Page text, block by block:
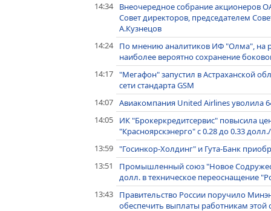
14:34
Внеочередное собрание акционеров
Совет директоров, председателем
А.Кузнецов
14:24
По мнению аналитиков ИФ "Олма", на
наиболее вероятно сохранение
14:17 "Мегафон" запустил в Астраханской
сети стандарта GSM
14:07 Авиакомпания United Airlines уволила
14:05
ИК "Брокеркредитсервис" повысила
"Красноярскэнерго" с 0.28 до 0.33
13:59 "Госинкор-Холдинг" и Гута-Банк
13:51
Промышленный союз "Новое
долл. в техническое переоснащение
13:43
Правительство России поручило
обеспечить выплаты работникам этой